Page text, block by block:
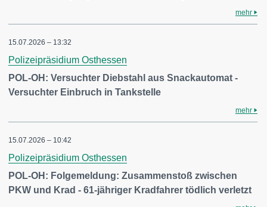
mehr
15.07.2026 – 13:32
Polizeipräsidium Osthessen
POL-OH: Versuchter Diebstahl aus Snackautomat -
Versuchter Einbruch in Tankstelle
mehr
15.07.2026 – 10:42
Polizeipräsidium Osthessen
POL-OH: Folgemeldung: Zusammenstoß zwischen
PKW und Krad - 61-jähriger Kradfahrer tödlich verletzt